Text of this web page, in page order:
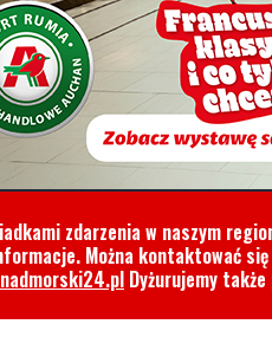
zdarzenia w naszym
Można kontaktować
Dyżurujemy